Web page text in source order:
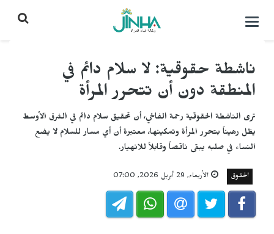
التحكم
ناشطة حقوقية: لا سلام دائم في
المنطقة دون أن تتحرر المرأة
ترى الناشطة الحقوقية رحمة الفالحي، أن تحقيق سلام دائم في الشرق الأوسط
يظل رهيناً بتحرر المرأة وتمكينها، معتبرة أن أي مسار للسلام لا يضع
النساء في صلبه يبقى ناقصاً وقابلاً للانهيار.
الحقوق الأربعاء, 29 أبريل 2026, 07:00